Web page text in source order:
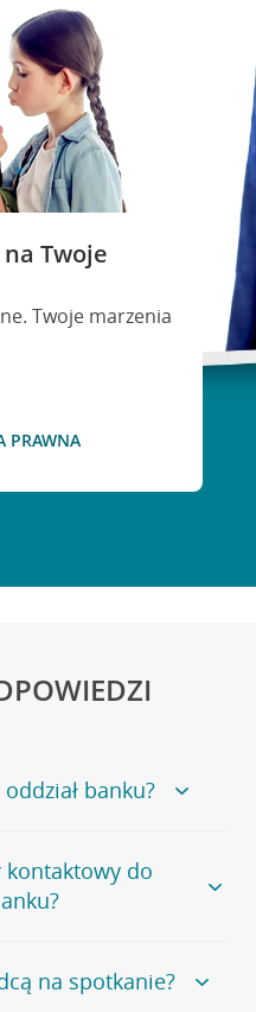
Twoje
Twoje marzenia
PRAWNA
banku?
zapraszamy na
której znajduje się
kontaktowy do
ogólnego numeru
na spotkanie?